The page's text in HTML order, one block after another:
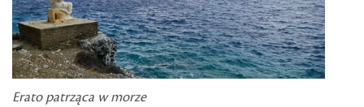
Erato patrząca w morze